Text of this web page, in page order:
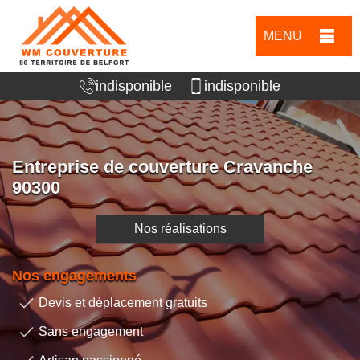
MENU
indisponible indisponible
Entreprise de couverture Cravanche
90300
Nos réalisations
Nos engagements
Devis et déplacement gratuits
Sans engagement